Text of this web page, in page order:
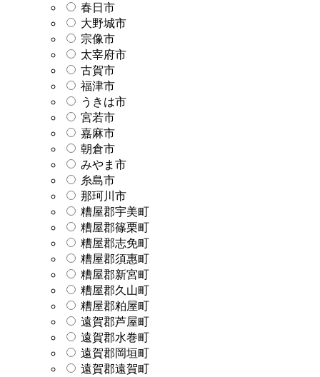
春日市
大野城市
宗像市
太宰府市
古賀市
福津市
うきは市
宮若市
嘉麻市
朝倉市
みやま市
糸島市
那珂川市
糟屋郡宇美町
糟屋郡篠栗町
糟屋郡志免町
糟屋郡須惠町
糟屋郡新宮町
糟屋郡久山町
糟屋郡粕屋町
遠賀郡芦屋町
遠賀郡水巻町
遠賀郡岡垣町
遠賀郡遠賀町